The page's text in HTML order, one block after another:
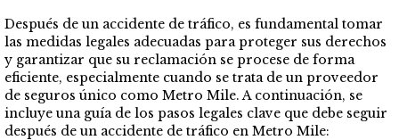
Después de un accidente de tráfico, es fundamental tomar
las medidas legales adecuadas para proteger sus derechos
y garantizar que su reclamación se procese de forma
eficiente, especialmente cuando se trata de un proveedor
de seguros único como Metro Mile. A continuación, se
incluye una guía de los pasos legales clave que debe seguir
después de un accidente de tráfico en Metro Mile: